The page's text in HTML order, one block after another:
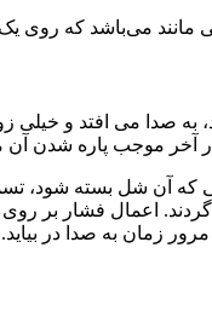
به صدا می افتد و
آخر موجب پاره شدن آن
آن شل بسته‌ شود،
اعمال فشار بر
زمان به صدا در